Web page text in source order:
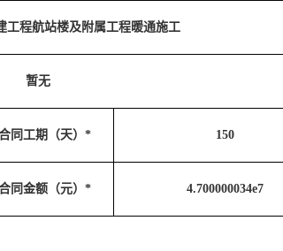
工程航站楼及附属工程暖通施工
暂无
同工期（天）* 150
同金额（元）* 4.700000034e7